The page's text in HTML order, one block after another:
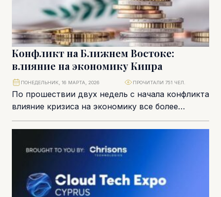
Конфликт на Ближнем Востоке:
влияние на экономику Кипра
По прошествии двух недель с начала конфликта
влияние кризиса на экономику все более
заметно. Однако правительство пока не
рассматривает возможность...
ПОНЕДЕЛЬНИК, 16 МАРТА, 2026 ПРОЧИТАЛИ 751 ЧЕЛ.